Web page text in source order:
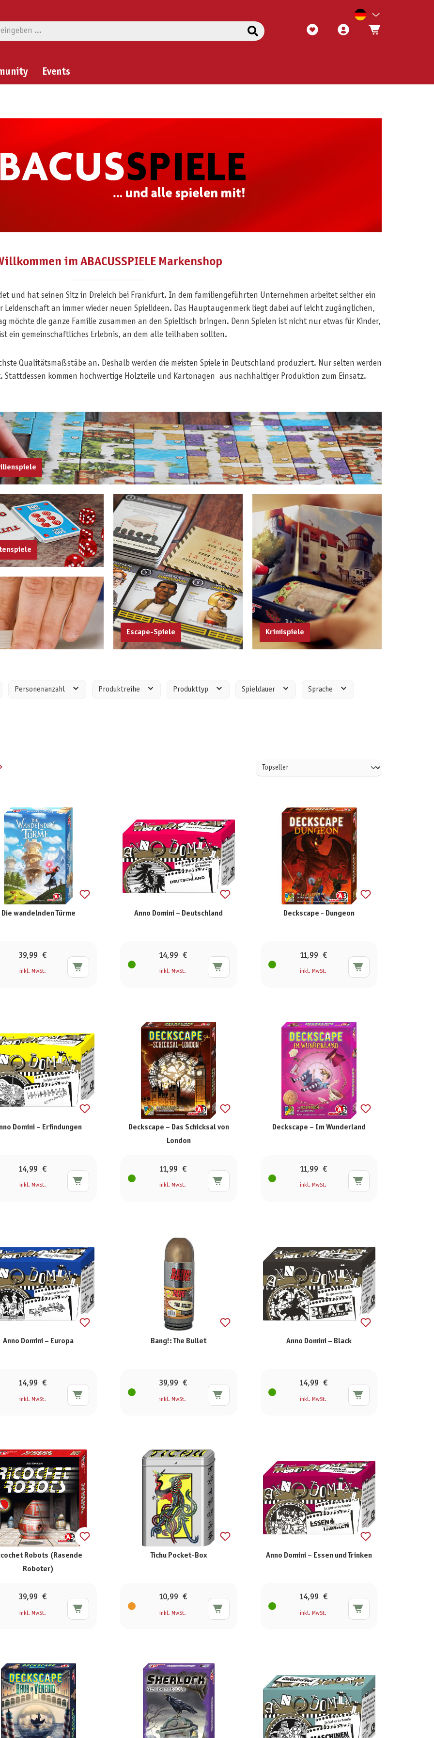
Events
im ABACUSSPIELE Markenshop
und hat seinen Sitz in Dreieich bei Frankfurt. In dem familiengeführten Unternehmen arbeitet seither ein
an immer wieder neuen Spielideen. Das Hauptaugenmerk liegt dabei auf leicht zugänglichen,
möchte die ganze Familie zusammen an den Spieltisch bringen. Denn Spielen ist nicht nur etwas für Kinder,
ein gemeinschaftliches Erlebnis, an dem alle teilhaben sollten.
Qualitätsmaßstäbe an. Deshalb werden die meisten Spiele in Deutschland produziert. Nur selten werden
Stattdessen kommen hochwertige Holzteile und Kartonagen aus nachhaltiger Produktion zum Einsatz.
Escape-Spiele Krimispiele
Personenanzahl Produktreihe Produkttyp Spieldauer Sprache
Die wandelnden Türme
39,99 €
inkl. MwSt.
Anno Domini – Deutschland
14,99 €
inkl. MwSt.
Deckscape - Dungeon
11,99 €
inkl. MwSt.
Domini – Erfindungen
14,99 €
inkl. MwSt.
Deckscape – Das Schicksal von
London
11,99 €
inkl. MwSt.
Deckscape – Im Wunderland
11,99 €
inkl. MwSt.
Anno Domini – Europa
14,99 €
inkl. MwSt.
Bang!: The Bullet
39,99 €
inkl. MwSt.
Anno Domini – Black
14,99 €
inkl. MwSt.
Robots (Rasende
Roboter)
39,99 €
inkl. MwSt.
Tichu Pocket-Box
10,99 €
inkl. MwSt.
Anno Domini – Essen und Trinken
14,99 €
inkl. MwSt.